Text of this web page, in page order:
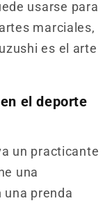
usarse para
marciales,
es el arte
el deporte
un practicante
una
una prenda